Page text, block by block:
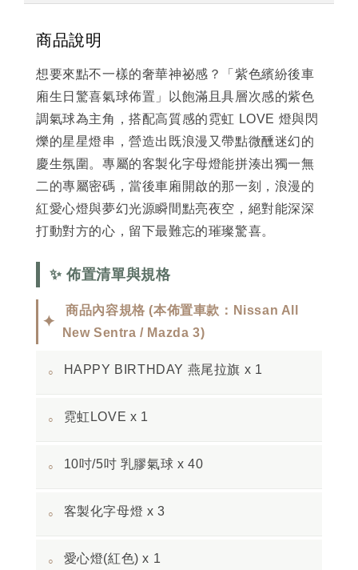
商品說明
想要來點不一樣的奢華神祕感？「紫色繽紛後車
廂生日驚喜氣球佈置」以飽滿且具層次感的紫色
調氣球為主角，搭配高質感的霓虹 LOVE 燈與閃
爍的星星燈串，營造出既浪漫又帶點微醺迷幻的
慶生氛圍。專屬的客製化字母燈能拼湊出獨一無
二的專屬密碼，當後車廂開啟的那一刻，浪漫的
紅愛心燈與夢幻光源瞬間點亮夜空，絕對能深深
打動對方的心，留下最難忘的璀璨驚喜。
✨ 佈置清單與規格
✦
商品內容規格 (本佈置車款：Nissan All
New Sentra / Mazda 3)
◦ HAPPY BIRTHDAY 燕尾拉旗 x 1
◦ 霓虹LOVE x 1
◦ 10吋/5吋 乳膠氣球 x 40
◦ 客製化字母燈 x 3
◦ 愛心燈(紅色) x 1